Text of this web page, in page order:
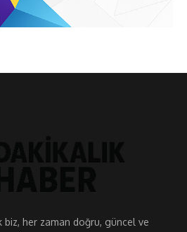
biz, her zaman doğru, güncel ve